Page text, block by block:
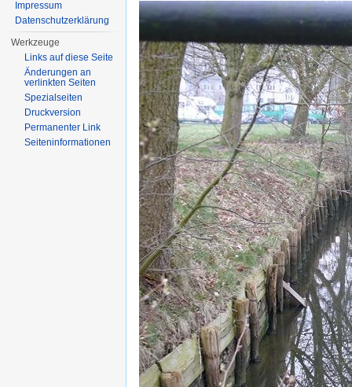
Impressum
Datenschutzerklärung
Werkzeuge
Links auf diese Seite
Änderungen an
verlinkten Seiten
Spezialseiten
Druckversion
Permanenter Link
Seiten­informationen